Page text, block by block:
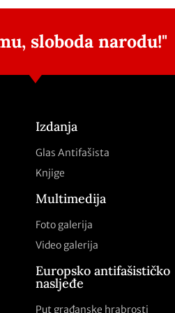
sloboda narodu!"
Izdanja
Glas Antifašista
Knjige
Multimedija
Foto galerija
Video galerija
Europsko antifašističko
nasljeđe
Put građanske hrabrosti